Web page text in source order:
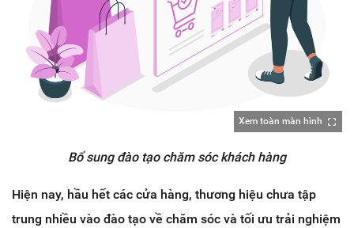
Xem toàn màn hình
Bổ sung đào tạo chăm sóc khách hàng
Hiện nay, hầu hết các cửa hàng, thương hiệu chưa tập
trung nhiều vào đào tạo về chăm sóc và tối ưu trải nghiệm